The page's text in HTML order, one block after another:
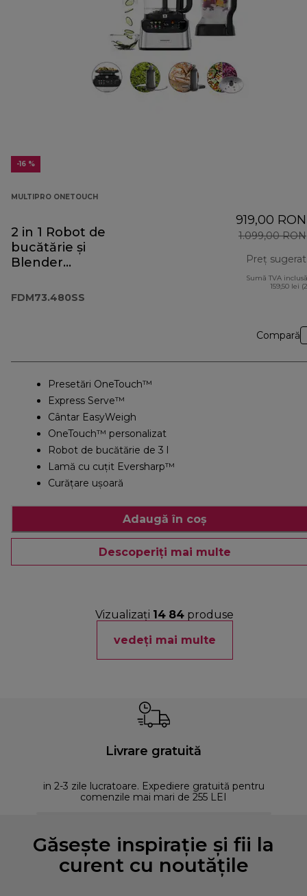
-16 %
MULTIPRO ONETOUCH
2 in 1 Robot de
bucătărie și
Blender
FDM73.480SS
919,00 RON
1.099,00 RON
Preț sugerat
Sumă TVA
159,50 lei
Compară
Presetări OneTouch™
Express Serve™
Cântar EasyWeigh
OneTouch™ personalizat
Robot de bucătărie de 3 l
Lamă cu cuțit Eversharp™
Curățare ușoară
Adaugă în coș
Descoperiți mai multe
Vizualizați 14 84 produse
vedeți mai multe
Livrare gratuită
in 2-3 zile lucratoare. Expediere gratuită pentru
comenzile mai mari de 255 LEI
Găsește inspirație și fii la
curent cu noutățile